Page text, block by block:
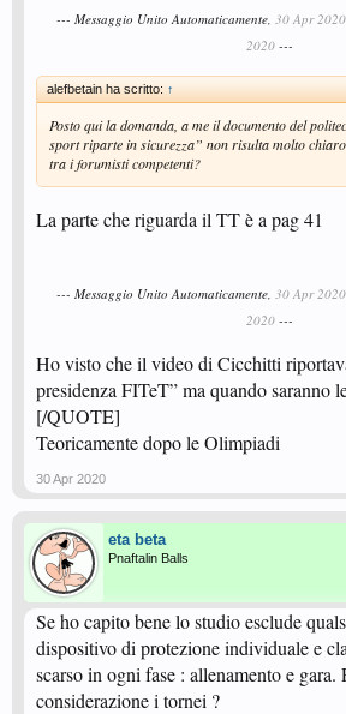
--- Messaggio Unito Automaticamente, 30 Apr 2020
2020---
alefbetain ha scritto: ↑
Posto qui la domanda, a me il documento del
sport riparte in sicurezza” non risulta molto
tra i forumisti competenti?
La parte che riguarda il TT è a pag 41
--- Messaggio Unito Automaticamente, 30 Apr 2020
2020---
Ho visto che il video di Cicchitti
presidenza FITeT” ma quando saranno
[/QUOTE]
Teoricamente dopo le Olimpiadi
30 Apr 2020
eta beta
Pnaftalin Balls
Se ho capito bene lo studio esclude
dispositivo di protezione individuale e
scarso in ogni fase : allenamento e gara.
considerazione i tornei ?